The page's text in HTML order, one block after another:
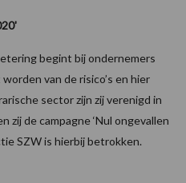
begint bij ondernemers
van de risico’s en hier
sector zijn zij verenigd in
de campagne ‘Nul ongevallen
SZW is hierbij betrokken.